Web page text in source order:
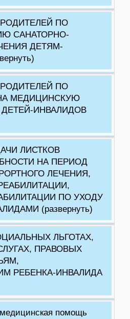
ПО
САНАТОРНО-
ДЕТЯМ-
ПО
МЕДИЦИНСКУЮ
ИНВАЛИДОВ
ЛИСТКОВ
НА ПЕРИОД
ЛЕЧЕНИЯ,
ПО УХОДУ
(развернуть)
ЛЬГОТАХ,
ПРАВОВЫХ
РЕБЕНКА-ИНВАЛИДА
помощь